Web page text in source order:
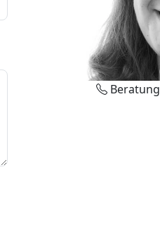
Beratung